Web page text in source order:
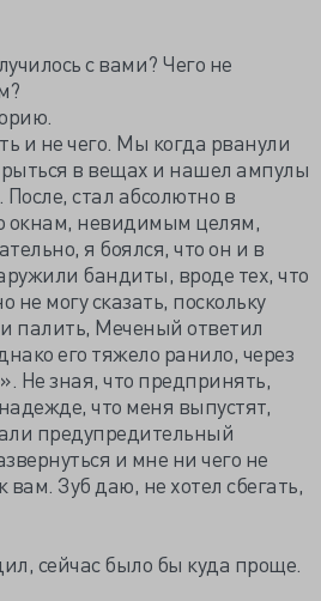
с вами? Чего не
и не чего. Мы когда рванули
в вещах и нашел ампулы
стал абсолютно в
окнам, невидимым целям,
я боялся, что он и в
бандиты, вроде тех, что
не могу сказать, поскольку
палить, Меченый ответил
его тяжело ранило, через
Не зная, что предпринять,
что меня выпустят,
предупредительный
и мне ни чего не
вам. Зуб даю, не хотел сбегать,
сейчас было бы куда проще.